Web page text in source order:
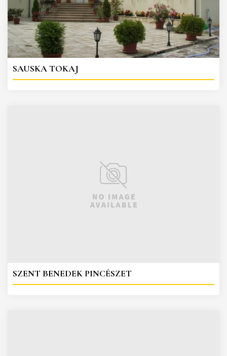
SAUSKA TOKAJ
SZENT BENEDEK PINCÉSZET